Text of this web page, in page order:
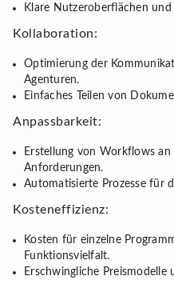
Klare Nutzeroberflächen
Kollaboration:
Optimierung der
Agenturen.
Einfaches Teilen von
Anpassbarkeit:
Erstellung von Workflows an
Anforderungen.
Automatisierte Prozesse für
Kosteneffizienz:
Kosten für einzelne
Funktionsvielfalt.
Erschwingliche Preismodelle